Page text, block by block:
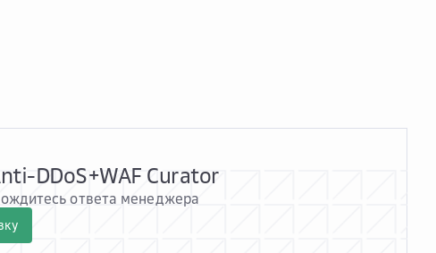
DDoS+WAF Curator
ответа менеджера